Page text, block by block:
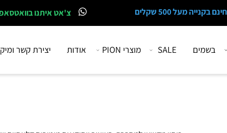
מעל 500 שקלים צ'אט איתנו בוואטסאפ
SALE מוצרי PION אודות יצירת קשר ומיקום